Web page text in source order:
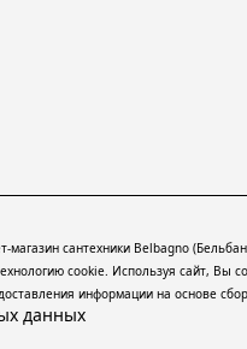
сантехники Belbagno
cookie. Используя сайт, Вы
информации на основе
данных